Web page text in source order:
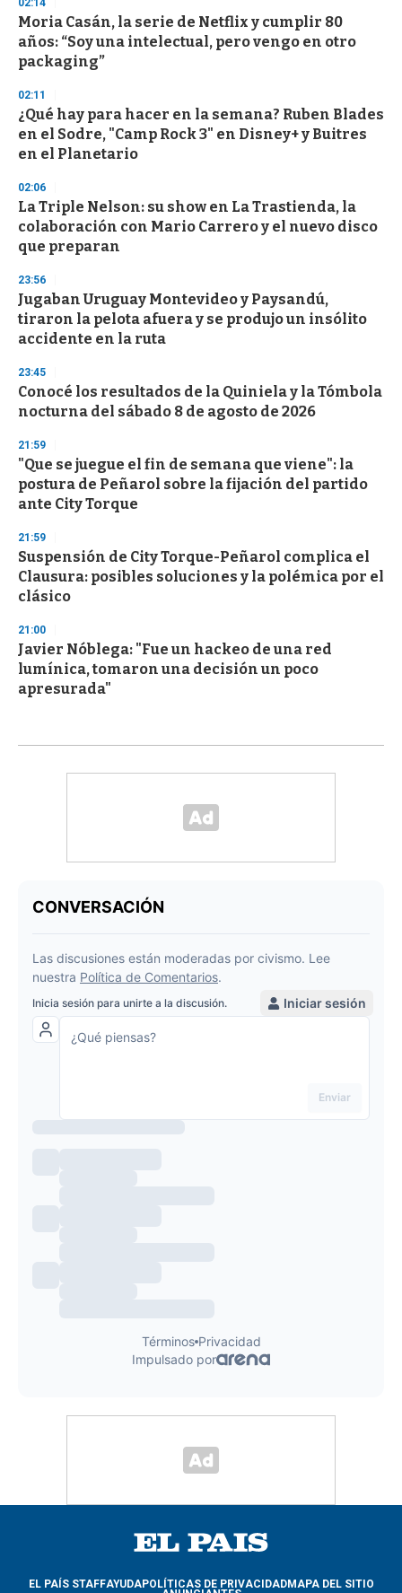
d
s
o
f
3
s
e
c
o
n
s
02:14
Moria Casán, la serie de Netflix y cumplir 80
años: “Soy una intelectual, pero vengo en otro
packaging”
02:11
¿Qué hay para hacer en la semana? Ruben Blades
en el Sodre, "Camp Rock 3" en Disney+ y Buitres
en el Planetario
02:06
La Triple Nelson: su show en La Trastienda, la
colaboración con Mario Carrero y el nuevo disco
que preparan
23:56
Jugaban Uruguay Montevideo y Paysandú,
tiraron la pelota afuera y se produjo un insólito
accidente en la ruta
23:45
Conocé los resultados de la Quiniela y la Tómbola
nocturna del sábado 8 de agosto de 2026
21:59
"Que se juegue el fin de semana que viene": la
postura de Peñarol sobre la fijación del partido
ante City Torque
21:59
Suspensión de City Torque-Peñarol complica el
Clausura: posibles soluciones y la polémica por el
clásico
21:00
Javier Nóblega: "Fue un hackeo de una red
lumínica, tomaron una decisión un poco
apresurada"
EL PAÍS STAFFAYUDAPOLÍTICAS DE PRIVACIDADMAPA DEL SITIO